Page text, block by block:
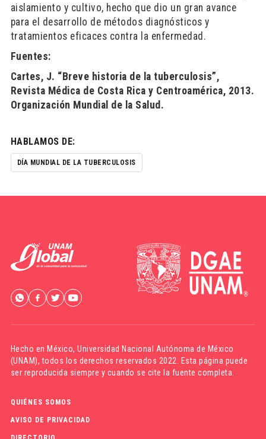
aislamiento y cultivo, hecho que dio un gran avance
para el desarrollo de métodos diagnósticos y
tratamientos eficaces contra la enfermedad.
Fuentes:
Cartes, J. “Breve historia de la tuberculosis”,
Revista Médica de Costa Rica y Centroamérica, 2013.
Organización Mundial de la Salud.
HABLAMOS DE:
DÍA MUNDIAL DE LA TUBERCULOSIS
Hecho en México,Universidad Nacional Autónoma de México
(UNAM), todos los derechos reservados 2022. Esta página puede
ser reproducida siempre y cuando se cite la fuente completa.
QUIÉNES SOMOS
AVISO DE PRIVACIDAD